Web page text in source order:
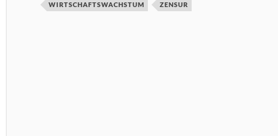
WIRTSCHAFTSWACHSTUM ZENSUR